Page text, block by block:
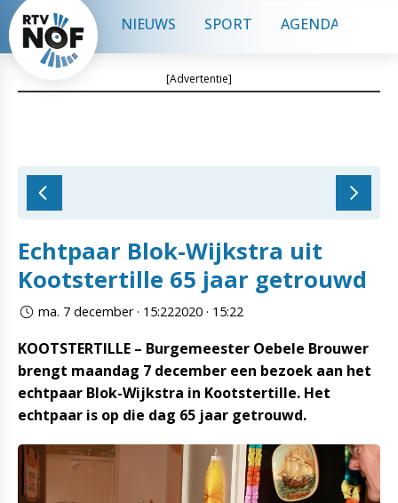
NIEUWS SPORT AGENDA
[Advertentie]
Echtpaar Blok-Wijkstra uit
Kootstertille 65 jaar getrouwd
ma. 7 december · 15:222020 · 15:22
KOOTSTERTILLE – Burgemeester Oebele Brouwer
brengt maandag 7 december een bezoek aan het
echtpaar Blok-Wijkstra in Kootstertille. Het
echtpaar is op die dag 65 jaar getrouwd.